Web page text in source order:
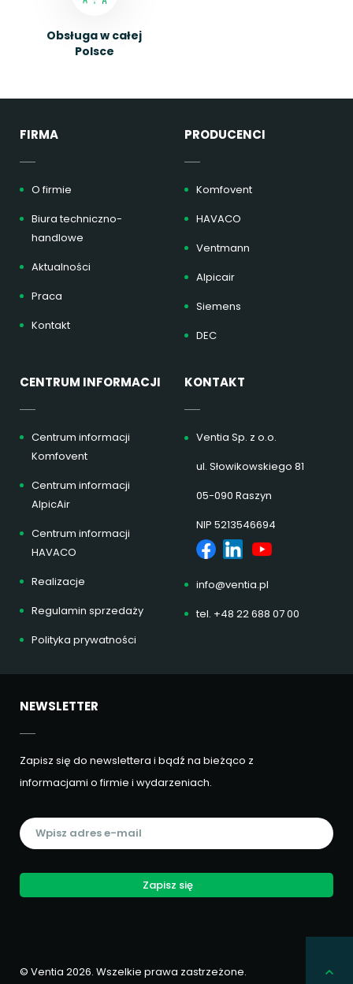
Obsługa w całej
Polsce
FIRMA
O firmie
Biura techniczno-
handlowe
Aktualności
Praca
Kontakt
PRODUCENCI
Komfovent
HAVACO
Ventmann
Alpicair
Siemens
DEC
CENTRUM INFORMACJI
Centrum informacji
Komfovent
Centrum informacji
AlpicAir
Centrum informacji
HAVACO
Realizacje
Regulamin sprzedaży
Polityka prywatności
KONTAKT
Ventia Sp. z o.o.
ul. Słowikowskiego 81
05-090 Raszyn
NIP 5213546694
info@ventia.pl
tel. +48 22 688 07 00
NEWSLETTER
Zapisz się do newslettera i bądź na bieżąco z
informacjami o firmie i wydarzeniach.
Zapisz się
© Ventia 2026. Wszelkie prawa zastrzeżone.